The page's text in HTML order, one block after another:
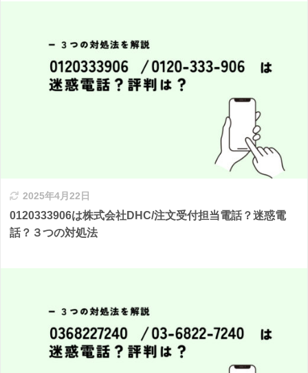
2025年4月22日
0120333906は株式会社DHC/注文受付担当電話？迷惑電
話？３つの対処法